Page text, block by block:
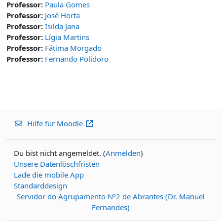
Professor: Paula Gomes
Professor: José Horta
Professor: Isilda Jana
Professor: Lígia Martins
Professor: Fátima Morgado
Professor: Fernando Polidoro
Hilfe für Moodle
Du bist nicht angemeldet. (Anmelden)
Unsere Datenlöschfristen
Lade die mobile App
Standarddesign
Servidor do Agrupamento Nº2 de Abrantes (Dr. Manuel
Fernandes)